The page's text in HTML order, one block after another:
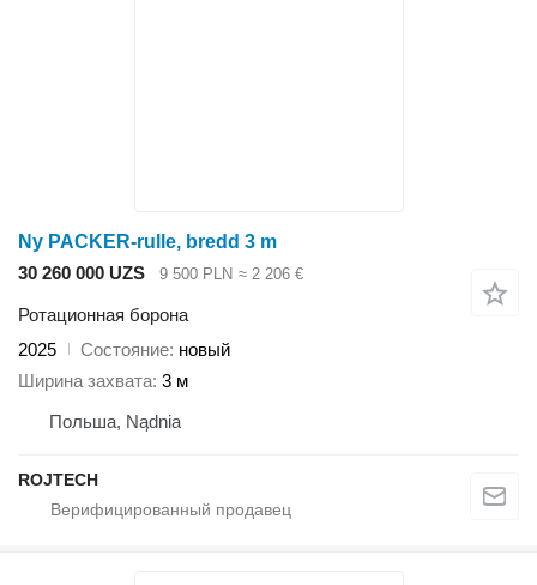
Ny PACKER-rulle, bredd 3 m
30 260 000 UZS
9 500 PLN ≈ 2 206 €
Ротационная борона
2025
Состояние новый
Ширина захвата 3 м
Польша, Nądnia
ROJTECH